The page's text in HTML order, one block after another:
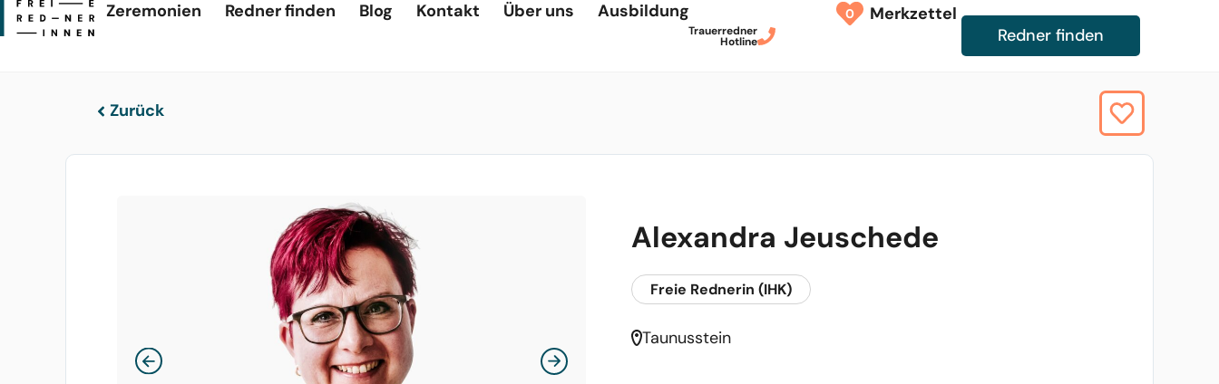
Zeremonien Redner finden Blog Kontakt Über uns Ausbildung
Trauerredner
Hotline
0
Merkzettel
Redner finden
Zurück
Alexandra Jeuschede
Freie Rednerin (IHK)
Taunusstein